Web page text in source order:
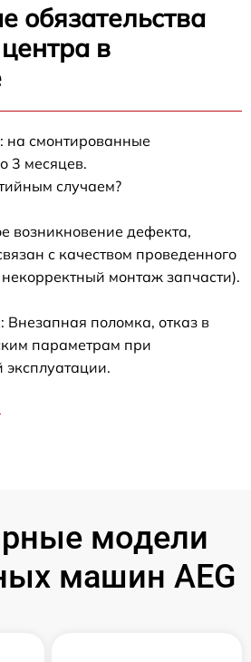
обязательства
в
на смонтированные
3 месяцев.
случаем?
возникновение дефекта,
с качеством проведенного
монтаж запчасти).
поломка, отказ в
параметрам при
модели
машин AEG